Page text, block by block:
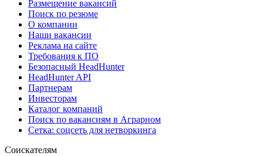
Размещение вакансий
Поиск по резюме
О компании
Наши вакансии
Реклама на сайте
Требования к ПО
Безопасный HeadHunter
HeadHunter API
Партнерам
Инвесторам
Каталог компаний
Поиск по вакансиям в Аграрном
Сетка: соцсеть для нетворкинга
Соискателям